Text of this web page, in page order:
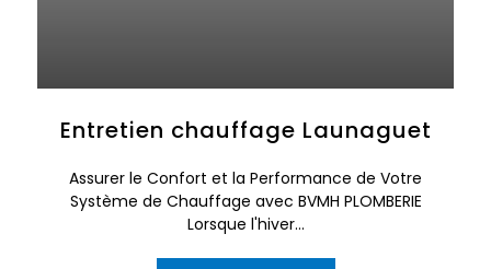
Entretien chauffage Launaguet
Assurer le Confort et la Performance de Votre
Système de Chauffage avec BVMH PLOMBERIE
Lorsque l'hiver...